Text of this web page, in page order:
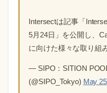
Intersectは記事「
5月24日」を公開し、
に向けた様々な取り組
— SIPO：SITION
(@SIPO_Tokyo) May